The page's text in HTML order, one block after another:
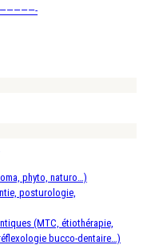
phyto, naturo…)
posturologie,
(MTC, étiothérapie,
bucco-dentaire…)